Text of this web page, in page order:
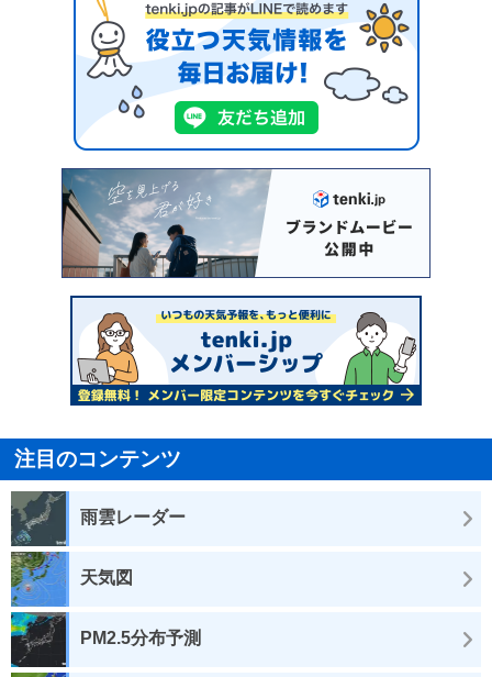
注目のコンテンツ
雨雲レーダー
天気図
PM2.5分布予測